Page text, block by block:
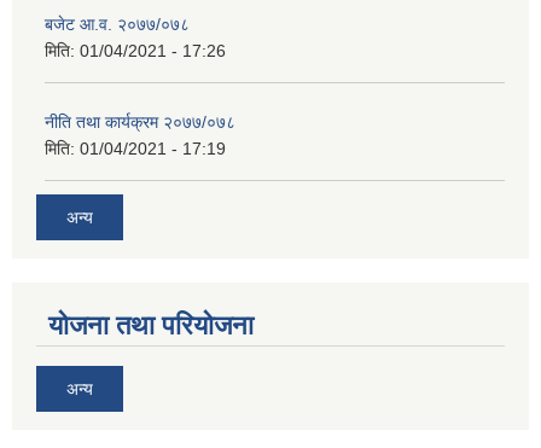
बजेट आ.व. २०७७/०७८
मिति: 01/04/2021 - 17:26
नीति तथा कार्यक्रम २०७७/०७८
मिति: 01/04/2021 - 17:19
अन्य
योजना तथा परियोजना
अन्य